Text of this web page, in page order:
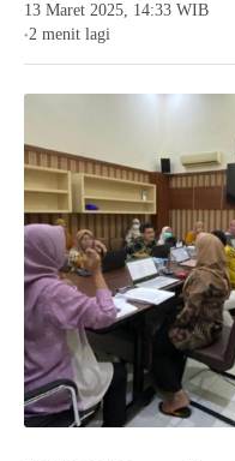
13 Maret 2025, 14:33 WIB
●2 menit lagi